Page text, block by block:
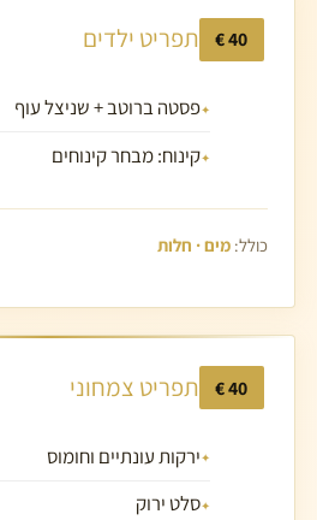
40 € תפריט ילדים
פסטה ברוטב + שניצל עוף
קינוח: מבחר קינוחים
כולל: מים · חלות
40 € תפריט צמחוני
ירקות עונתיים וחומוס
סלט ירוק